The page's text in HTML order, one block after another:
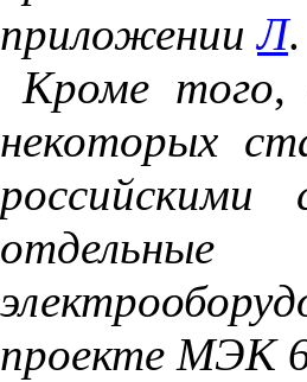
приложении Л.
Кроме того,
некоторых
российскими
отдельные
проекте МЭК